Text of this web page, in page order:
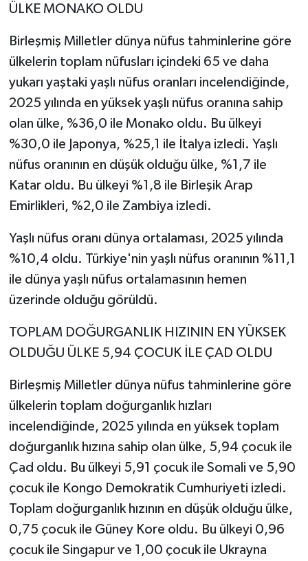
ÜLKE MONAKO OLDU
Birleşmiş Milletler dünya nüfus tahminlerine göre
ülkelerin toplam nüfusları içindeki 65 ve daha
yukarı yaştaki yaşlı nüfus oranları incelendiğinde,
2025 yılında en yüksek yaşlı nüfus oranına sahip
olan ülke, %36,0 ile Monako oldu. Bu ülkeyi
%30,0 ile Japonya, %25,1 ile İtalya izledi. Yaşlı
nüfus oranının en düşük olduğu ülke, %1,7 ile
Katar oldu. Bu ülkeyi %1,8 ile Birleşik Arap
Emirlikleri, %2,0 ile Zambiya izledi.
Yaşlı nüfus oranı dünya ortalaması, 2025 yılında
%10,4 oldu. Türkiye'nin yaşlı nüfus oranının %11,1
ile dünya yaşlı nüfus ortalamasının hemen
üzerinde olduğu görüldü.
TOPLAM DOĞURGANLIK HIZININ EN YÜKSEK
OLDUĞU ÜLKE 5,94 ÇOCUK İLE ÇAD OLDU
Birleşmiş Milletler dünya nüfus tahminlerine göre
ülkelerin toplam doğurganlık hızları
incelendiğinde, 2025 yılında en yüksek toplam
doğurganlık hızına sahip olan ülke, 5,94 çocuk ile
Çad oldu. Bu ülkeyi 5,91 çocuk ile Somali ve 5,90
çocuk ile Kongo Demokratik Cumhuriyeti izledi.
Toplam doğurganlık hızının en düşük olduğu ülke,
0,75 çocuk ile Güney Kore oldu. Bu ülkeyi 0,96
çocuk ile Singapur ve 1,00 çocuk ile Ukrayna